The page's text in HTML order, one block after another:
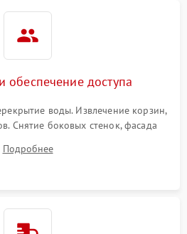
обеспечение доступа
воды. Извлечение корзин,
Снятие боковых стенок, фасада
ТЭНу и сливной помпе.
Подробнее